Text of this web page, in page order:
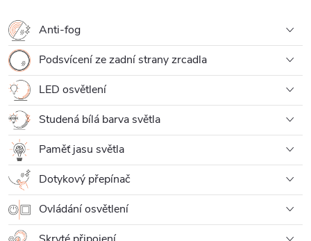
Anti-fog
Podsvícení ze zadní strany zrcadla
LED osvětlení
Studená bílá barva světla
Paměť jasu světla
Dotykový přepínač
Ovládání osvětlení